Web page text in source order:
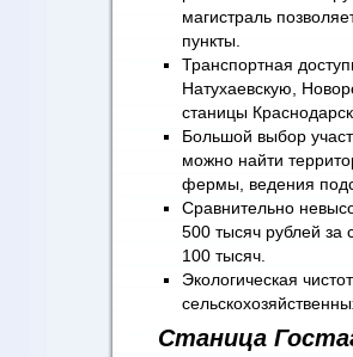
магистраль
пункты.
Транспортная
Натухаевскую,
станицы
Большой выбор
можно найти
фермы, ведения
Сравнительно
500 тысяч рублей за
100 тысяч.
Экологическая
Станица